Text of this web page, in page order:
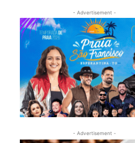
- Advertisement -
- Advertisement -